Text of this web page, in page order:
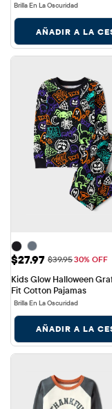
Brilla En La Oscuridad
AÑADIR A LA
Precio de venta:
$27.97 Precio original:
$39.9530% OFF
Kids Glow Halloween
Fit Cotton Pajamas
Brilla En La Oscuridad
AÑADIR A LA